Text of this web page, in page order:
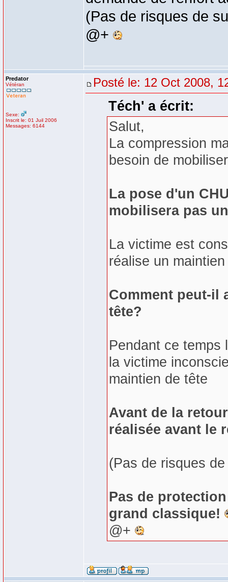
(Pas de risques de
@+
Predator
Vétéran
Sexe:
Inscrit le: 01 Juil 2006
Messages: 6144
Posté le: 12 Oct 2008,
Téch' a écrit:
Salut,
La compression
besoin de
La pose d'un
mobilisera pas
La victime est
réalise un
Comment peut-il
tête?
Pendant ce temps
la victime
maintien de tête
Avant de la
réalisée avant le
(Pas de risques
Pas de
grand classique!
@+